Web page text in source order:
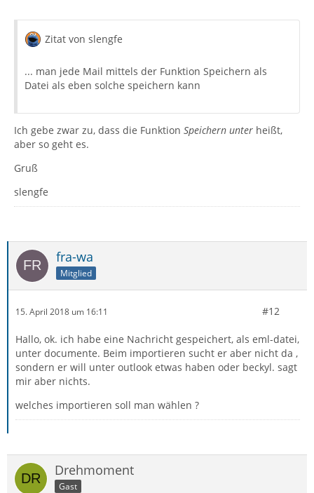
Zitat von slengfe
... man jede Mail mittels der Funktion Speichern als
Datei als eben solche speichern kann
Ich gebe zwar zu, dass die Funktion Speichern unter heißt,
aber so geht es.
Gruß
slengfe
fra-wa
Mitglied
15. April 2018 um 16:11 #12
Hallo, ok. ich habe eine Nachricht gespeichert, als eml-datei,
unter documente. Beim importieren sucht er aber nicht da ,
sondern er will unter outlook etwas haben oder beckyl. sagt
mir aber nichts.
welches importieren soll man wählen ?
Drehmoment
Gast